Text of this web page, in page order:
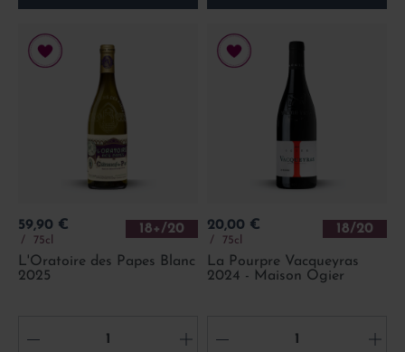
Prix
59,90 €
75cl
18+/20
L'Oratoire des Papes Blanc
2025
- +
Prix
20,00 €
75cl
18/20
La Pourpre Vacqueyras
2024 - Maison Ogier
- +